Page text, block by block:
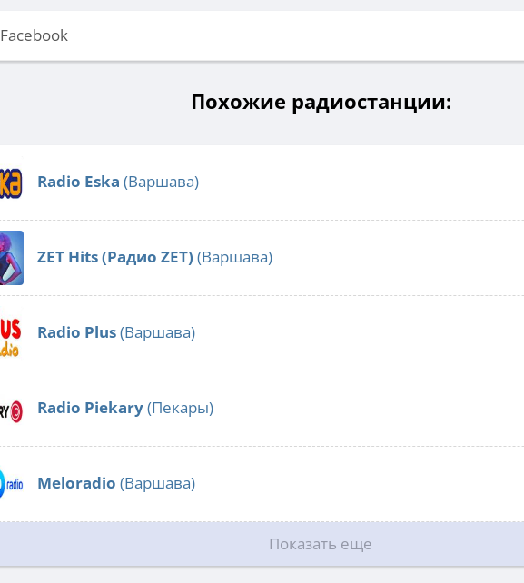
Facebook
Похожие радиостанции:
Radio Eska (Варшава)
ZET Hits (Радио ZET) (Варшава)
Radio Plus(Варшава)
Radio Piekary(Пекары)
Meloradio (Варшава)
Показать еще